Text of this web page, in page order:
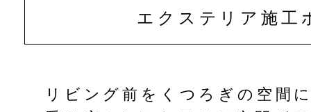
エクステリア 施工
リビング前をくつろぎの空間